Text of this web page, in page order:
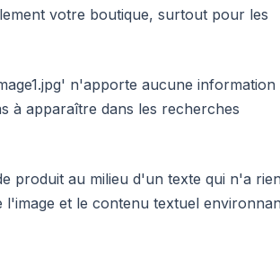
votre boutique, surtout pour les
n'apporte aucune information
à apparaître dans les recherches
produit au milieu d'un texte qui n'a
et le contenu textuel